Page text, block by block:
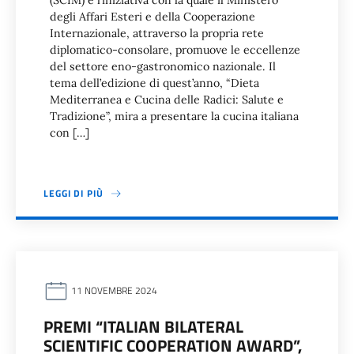
degli Affari Esteri e della Cooperazione
Internazionale, attraverso la propria rete
diplomatico-consolare, promuove le eccellenze
del settore eno-gastronomico nazionale. Il
tema dell’edizione di quest’anno, “Dieta
Mediterranea e Cucina delle Radici: Salute e
Tradizione”, mira a presentare la cucina italiana
con […]
LEGGI DI PIÙ
11 NOVEMBRE 2024
PREMI “ITALIAN BILATERAL
SCIENTIFIC COOPERATION AWARD”,